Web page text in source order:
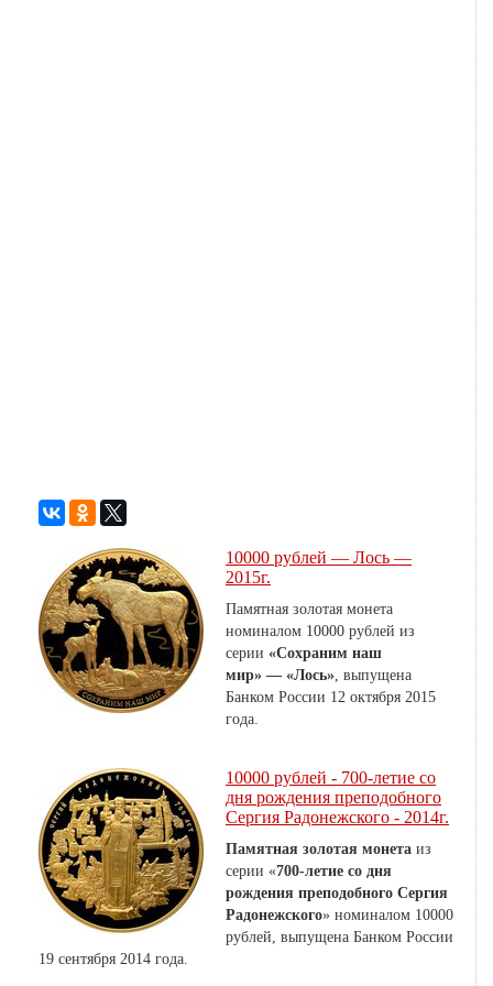
10000 рублей — Лось —
2015г.
Памятная золотая монета
номиналом 10000 рублей из
серии «Сохраним наш
мир» — «Лось» , выпущена
Банком России 12 октября 2015
года.
10000 рублей - 700-летие со
дня рождения преподобного
Сергия Радонежского - 2014г.
Памятная золотая монета из
серии «700-летие со дня
рождения преподобного Сергия
Радонежского» номиналом 10000
рублей, выпущена Банком России
19 сентября 2014 года.